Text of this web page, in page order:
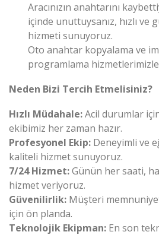
Aracınızın anahtarını
içinde unuttuysanız, hızlı ve
hizmeti sunuyoruz.
Oto anahtar kopyalama ve
programlama hizmetlerimizle
Neden Bizi Tercih Etmelisiniz?
Hızlı Müdahale:Acil durumlar
ekibimiz her zaman hazır.
Profesyonel Ekip: Deneyimli ve
kaliteli hizmet sunuyoruz.
7/24 Hizmet:Günün her saati,
hizmet veriyoruz.
Güvenilirlik: Müşteri
için ön planda.
Teknolojik Ekipman: En son